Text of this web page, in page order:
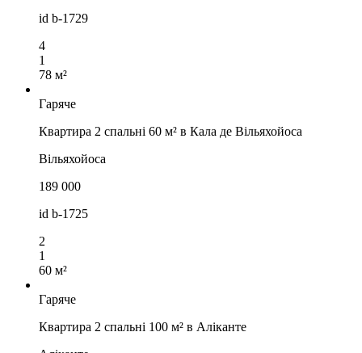
id b-1729
4
1
78 м²
Гаряче
Квартира 2 спальні 60 м² в Кала де Вільяхойоса
Вільяхойоса
189 000
id b-1725
2
1
60 м²
Гаряче
Квартира 2 спальні 100 м² в Аліканте